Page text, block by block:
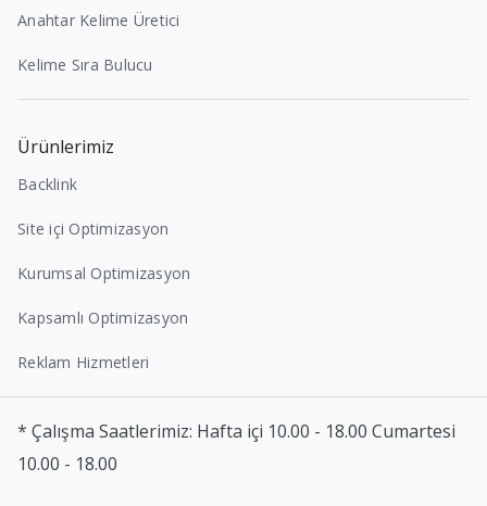
Anahtar Kelime Üretici
Kelime Sıra Bulucu
Ürünlerimiz
Backlink
Site içi Optimizasyon
Kurumsal Optimizasyon
Kapsamlı Optimizasyon
Reklam Hizmetleri
* Çalışma Saatlerimiz: Hafta içi 10.00 - 18.00 Cumartesi
10.00 - 18.00